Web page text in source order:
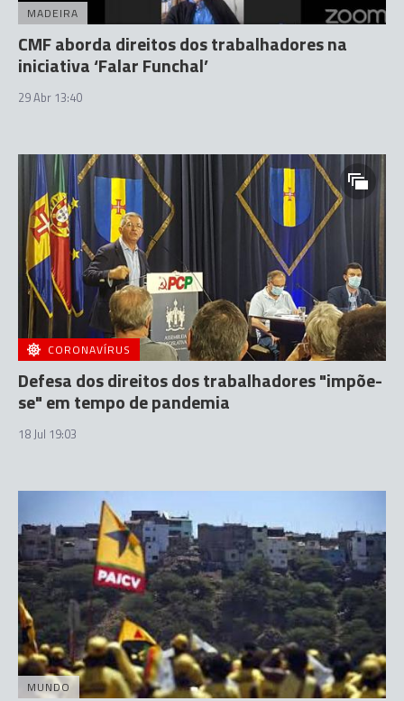
MADEIRA
CMF aborda direitos dos trabalhadores na
iniciativa ‘Falar Funchal’
29 Abr 13:40
CORONAVÍRUS
Defesa dos direitos dos trabalhadores "impõe-
se" em tempo de pandemia
18 Jul 19:03
MUNDO